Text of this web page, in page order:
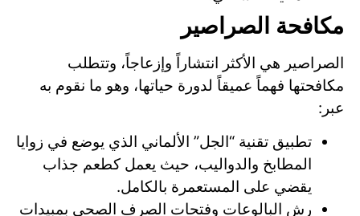
مكافحة الصراصير
الصراصير هي الأكثر انتشاراً وإزعاجاً، وتتطلب
مكافحتها فهماً عميقاً لدورة حياتها، وهو ما نقوم به
عبر:
تطبيق تقنية “الجل” الألماني الذي يوضع في زوايا
المطابخ والدواليب، حيث يعمل كطعم جذاب
يقضي على المستعمرة بالكامل.
رش البالوعات وفتحات الصرف الصحي بمبيدات